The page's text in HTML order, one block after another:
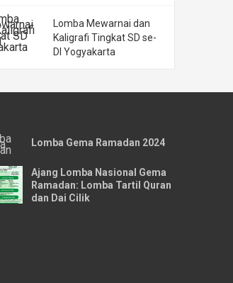
Lomba Mewarnai dan
Kaligrafi Tingkat SD se-
DI Yogyakarta
Lomba Gema Ramadan 2024
Ajang Lomba Nasional Gema
Ramadan: Lomba Tartil Quran
dan Dai Cilik